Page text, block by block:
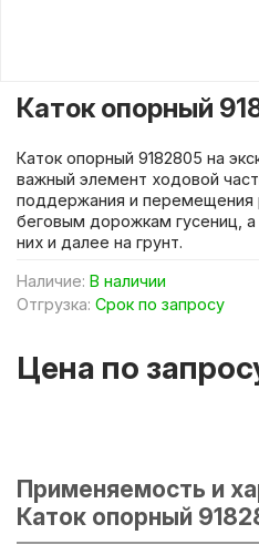
Наличие: В наличии
Отгрузка: Срок по запросу
Каток опорный
Цена по
Каток опорный 9182805 на
важный элемент ходовой
поддержания и перемещения
беговым дорожкам гусениц,
них и далее на грунт.
Применяемость и
Каток опорный